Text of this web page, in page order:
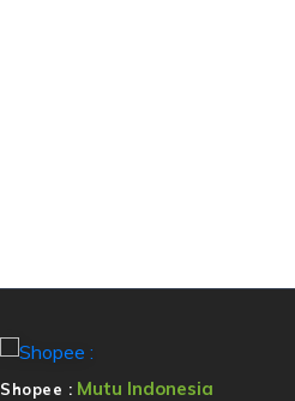
Shopee : Mutu Indonesia